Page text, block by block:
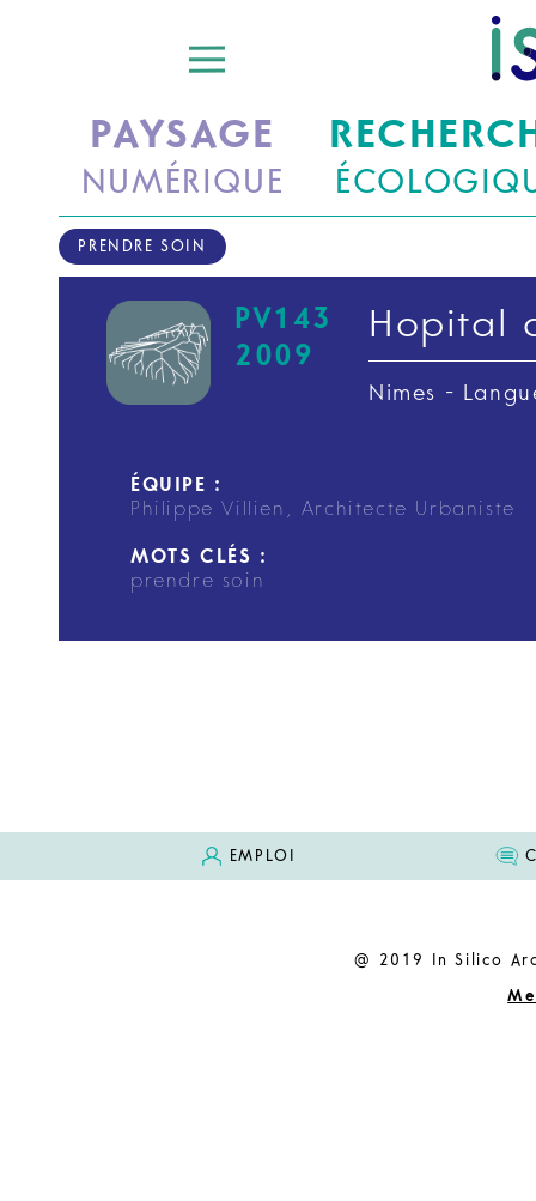
PAYSAGE
NUMÉRIQUE
PRENDRE SOIN
PV143
2009
Hopital
Nimes -
ÉQUIPE :
Philippe Villien, Architecte Urbaniste
MOTS CLÉS :
prendre soin
EMPLOI
@ 2019 In Silico